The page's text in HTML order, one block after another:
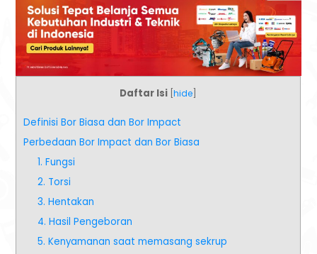
Daftar Isi [hide
Definisi Bor Biasa dan Bor Impact
Perbedaan Bor Impact dan Bor Biasa
1. Fungsi
2. Torsi
3. Hentakan
4. Hasil Pengeboran
5. Kenyamanan saat memasang sekrup